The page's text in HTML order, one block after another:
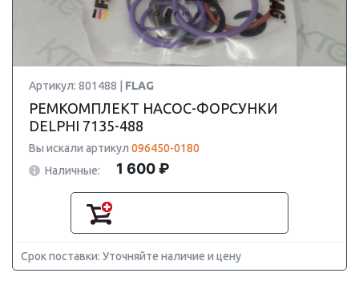
Артикул: 801488 | FLAG
РЕМКОМПЛЕКТ НАСОС-ФОРСУНКИ
DELPHI 7135-488
Вы искали артикул 096450-0180
Наличные:
1 600 ₽
Срок поставки: Уточняйте наличие и цену